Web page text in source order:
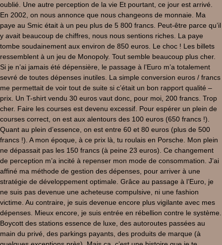
oublié. Une autre perception de la vie Et pourtant, ce jour est arrivé.
En 2002, on nous annonce que nous changeons de monnaie. Ma
paye au Smic était à un peu plus de 5 800 francs. Peut-être parce qu’il
y avait beaucoup de chiffres, nous nous sentions riches. La paye
tombe soudainement aux environ de 850 euros. Le choc ! Les billets
ressemblent à un jeu de Monopoly. Tout semble beaucoup plus cher.
Si je n’ai jamais été dépensière, le passage à l’Euro m’a totalement
sevré de toutes dépenses inutiles. La simple conversion euros / francs
me permettait de voir tout de suite si c’était un bon rapport qualité –
prix. Un T-shirt vendu 30 euros vaut donc, pour moi, 200 francs. Trop
cher. Faire les courses est devenu excessif. Pour espérer un plein de
courses correct, on est aux alentours des 100 euros (650 francs !).
Quant au plein d’essence, on est entre 60 et 80 euros (plus de 500
francs !). A mon époque, à ce prix là, tu roulais en Porsche. Mon plein
ne dépassait pas les 150 francs (à peine 23 euros). Ce changement
de perception m’a incité à repenser mon mode de consommation. J’ai
affiné ma méthode de gestion des dépenses, pour arriver à une
stratégie de développement optimale. Grâce au passage à l’Euro, je
ne suis pas devenue une acheteuse compulsive, ni une fashion
victime. Au contraire, je suis devenue encore plus vigilante avec mes
dépenses. Mieux encore, je suis entrée en rébellion contre le système.
Boycott des stations essence de luxe, des autoroutes passées au
main du privé, des parkings payants, des produits de marque (à